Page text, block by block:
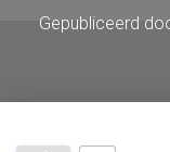
Gepubliceerd